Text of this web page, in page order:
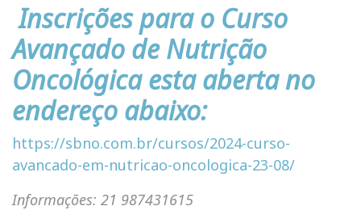
Inscrições para o Curso
Avançado de Nutrição
Oncológica esta aberta no
endereço abaixo:
https://sbno.com.br/cursos/2024-curso-
avancado-em-nutricao-oncologica-23-08/
Informações: 21 987431615